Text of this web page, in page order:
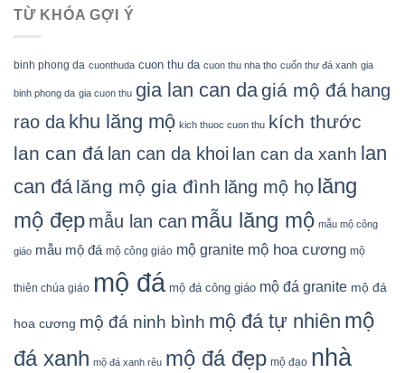
TỪ KHÓA GỢI Ý
binh phong da cuonthuda cuon thu da cuon thu nha tho cuốn thư đá xanh gia
binh phong da gia cuon thu gia lan can dagiá mộ đá hang
rao da khu lăng mộ kich thuoc cuon thu kích thước
lan can đá lan can da khoi lan can da xanh lan
can đá lăng mộ gia đình lăng mộ họ lăng
mộ đẹp mẫu lan can mẫu lăng mộ mẫu mộ công
giáo mẫu mộ đá mộ công giáo mộ granite mộ hoa cương mộ
thiên chúa giáo mộ đá mộ đá công giáo mộ đá granite mộ đá
hoa cương mộ đá ninh bình mộ đá tự nhiên mộ
đá xanh mộ đá xanh rêu mộ đá đẹp mộ đạo nhà